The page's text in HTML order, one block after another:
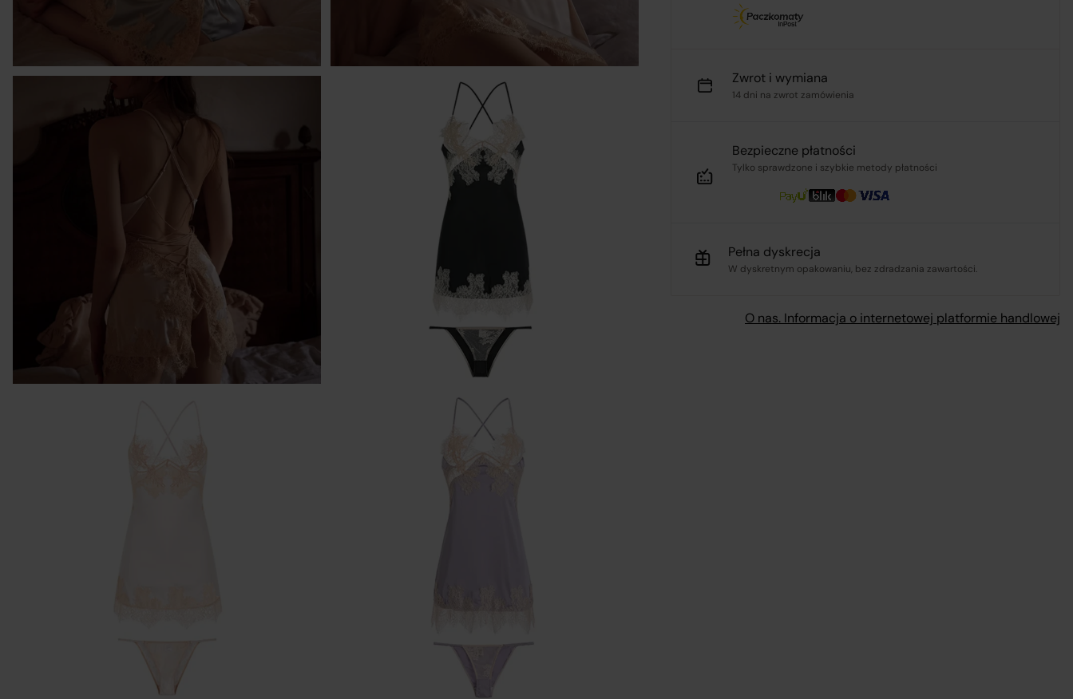
Zwrot i wymiana
14 dni na zwrot zamówienia
Bezpieczne płatności
Tylko sprawdzone i szybkie metody płatności
Pełna dyskrecja
W dyskretnym opakowaniu, bez zdradzania zawartości.
O nas. Informacja o internetowej platformie handlowej
Krajowego Rejestru Sądowego pod numerem KRS: 0001182670,
posiadająca NIP: 7543380134 oraz REGON: 542188455, jako
podmiot prowadzący internetową platformę handlową
w rozumieniu art. 2 pkt 8 ustawy o prawach konsumenta,
niniejszym informuje, iż:
Platforma Verenza.pl stanowi internetową platformę handlową,
której operatorem i usługodawcą w rozumieniu przepisów
ustawy o świadczeniu usług drogą elektroniczną jest spółka
R&B Commerce spółka z ograniczoną odpowiedzialnością,
działająca w charakterze pośrednika umożliwiającego
konsumentom zawieranie umów sprzedaży na odległość z
osobami trzecimi, tj. zewnętrznymi przedsiębiorcami,
niezależnymi od R&B Commerce spółka z ograniczoną
Platforma Verenza.pl prowadzona jest przez R&B Commerce
Platformy – R&B Commerce spółka z ograniczoną
odpowiedzialnością. – nie jest stroną umowy sprzedaży
Sprzedawcami są niezależni przedsiębiorcy współpracujący z
swoich produktów.